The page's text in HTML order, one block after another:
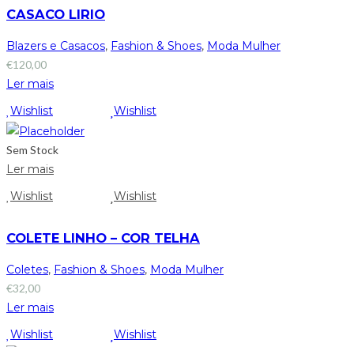
CASACO LIRIO
Blazers e Casacos, Fashion & Shoes, Moda Mulher
€120,00
Ler mais
Wishlist
Wishlist
Sem Stock
Ler mais
Wishlist
Wishlist
COLETE LINHO – COR TELHA
Coletes, Fashion & Shoes, Moda Mulher
€32,00
Ler mais
Wishlist
Wishlist